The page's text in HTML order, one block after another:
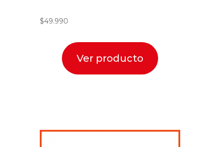
$49.990
Ver producto